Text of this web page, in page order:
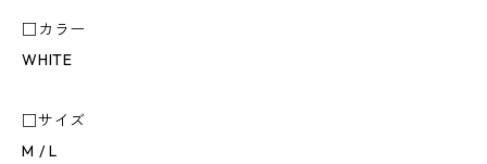
□カラー
WHITE
□サイズ
M / L